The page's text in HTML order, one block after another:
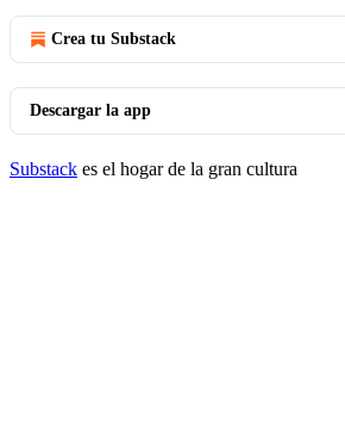
Crea tu Substack
Descargar la app
Substack es el hogar de la gran cultura